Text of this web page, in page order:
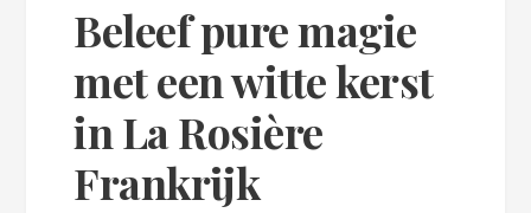
Beleef pure magie
met een witte kerst
in La Rosière
Frankrijk